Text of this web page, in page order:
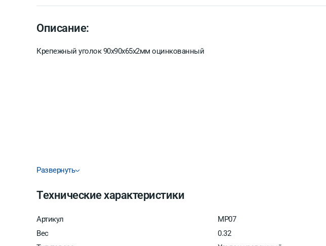
Описание:
Крепежный уголок 90х90х65х2мм оцинкованный
Развернуть
Технические характеристики
Артикул
MP07
Вес
0.32